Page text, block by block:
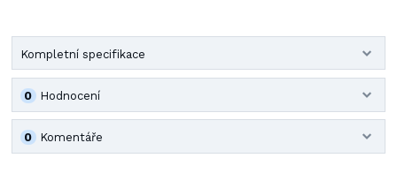
Kompletní specifikace
Hodnocení
0
Komentáře
0